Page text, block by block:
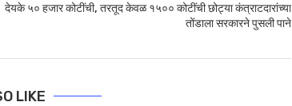
देयके ५० हजार कोटींची, तरतूद केवळ १५०० कोटींची छोट्या कंत्राटदारांच्या
तोंडाला सरकारने पुसली पाने
LIKE